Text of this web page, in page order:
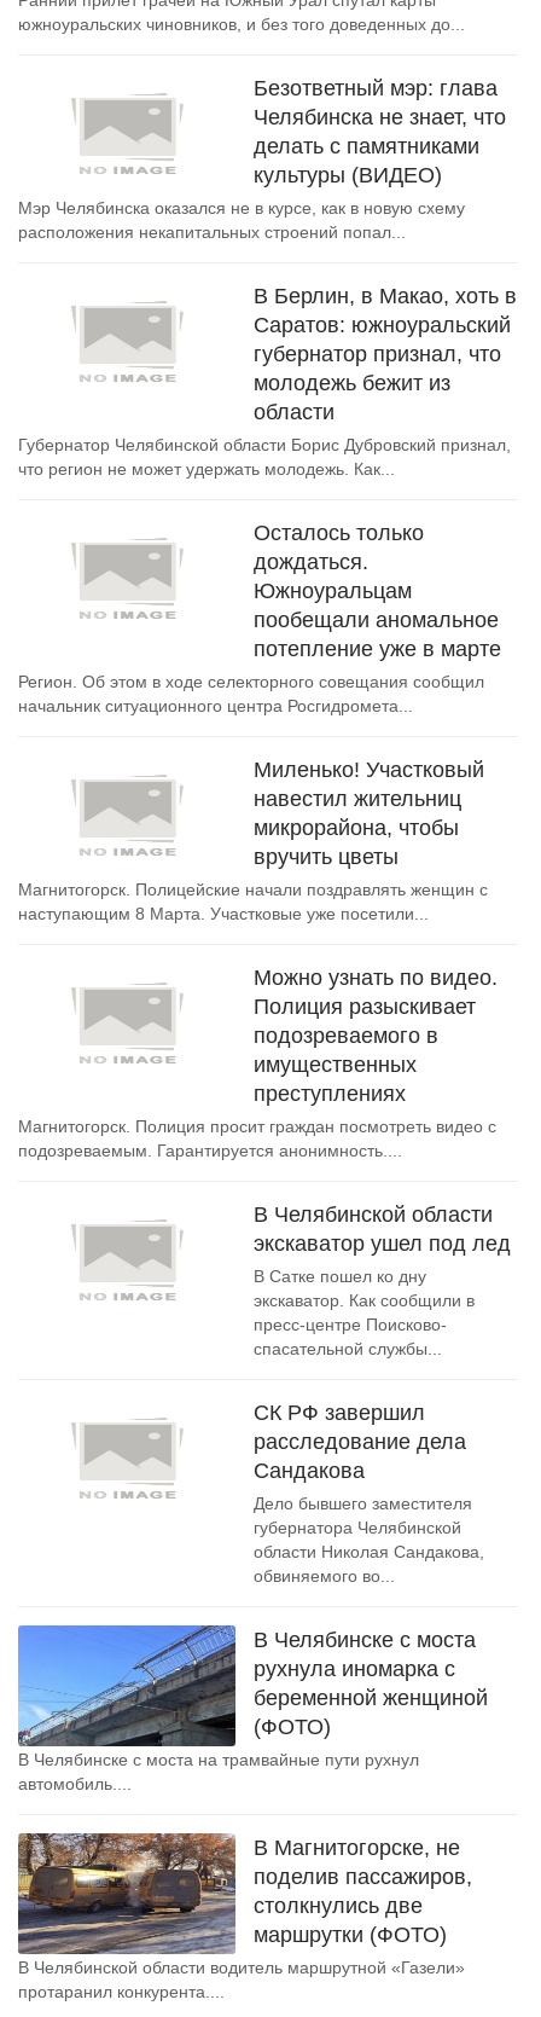
южноуральских чиновников, и без того доведенных до...
Безответный мэр: глава
Челябинска не знает, что
делать с памятниками
культуры (ВИДЕО)
Мэр Челябинска оказался не в курсе, как в новую схему
расположения некапитальных строений попал...
В Берлин, в Макао, хоть в
Саратов: южноуральский
губернатор признал, что
молодежь бежит из
области
Губернатор Челябинской области Борис Дубровский признал,
что регион не может удержать молодежь. Как...
Осталось только
дождаться.
Южноуральцам
пообещали аномальное
потепление уже в марте
Регион. Об этом в ходе селекторного совещания сообщил
начальник ситуационного центра Росгидромета...
Миленько! Участковый
навестил жительниц
микрорайона, чтобы
вручить цветы
Магнитогорск. Полицейские начали поздравлять женщин с
наступающим 8 Марта. Участковые уже посетили...
Можно узнать по видео.
Полиция разыскивает
подозреваемого в
имущественных
преступлениях
Магнитогорск. Полиция просит граждан посмотреть видео с
подозреваемым. Гарантируется анонимность....
В Челябинской области
экскаватор ушел под лед
В Сатке пошел ко дну
экскаватор. Как сообщили в
пресс-центре Поисково-
спасательной службы...
СК РФ завершил
расследование дела
Сандакова
Дело бывшего заместителя
губернатора Челябинской
области Николая Сандакова,
обвиняемого во...
В Челябинске с моста
рухнула иномарка с
беременной женщиной
(ФОТО)
В Челябинске с моста на трамвайные пути рухнул
автомобиль....
В Магнитогорске, не
поделив пассажиров,
столкнулись две
маршрутки (ФОТО)
В Челябинской области водитель маршрутной «Газели»
протаранил конкурента....